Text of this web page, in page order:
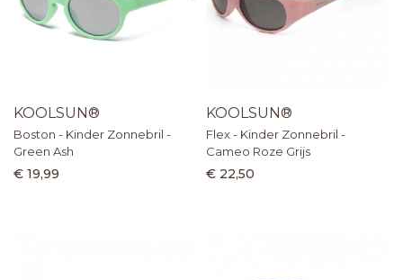
KOOLSUN®
Boston - Kinder Zonnebril -
Green Ash
€ 19,99
KOOLSUN®
Flex - Kinder Zonnebril -
Cameo Roze Grijs
€ 22,50